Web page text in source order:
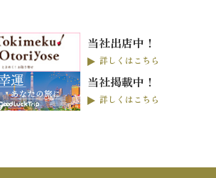
当社出店中！
詳しくはこちら
当社掲載中！
詳しくはこちら